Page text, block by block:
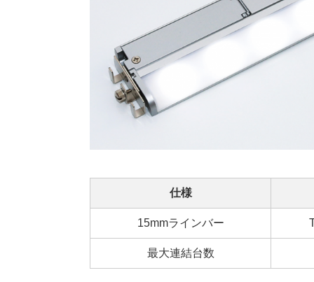
仕様
15mmラインバー
最大連結台数